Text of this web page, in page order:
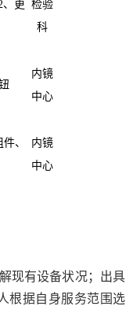
、更 检验
科
内镜
中心
、
内镜
中心
现有设备状况；出具
根据自身服务范围选